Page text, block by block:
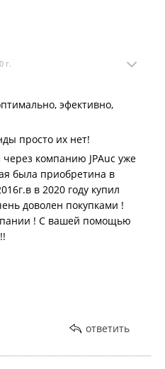
г.
эфективно,
просто их нет!
компанию JPAuc уже
была приобретина в
в 2020 году купил
доволен покупками !
! С вашей помощью
ответить